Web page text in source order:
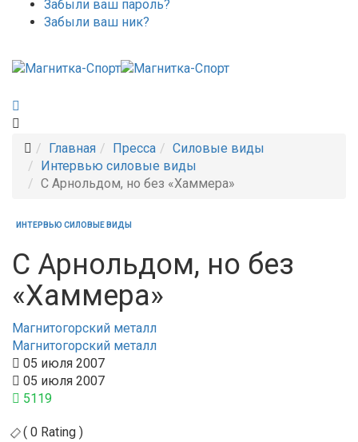
Забыли ваш пароль?
Забыли ваш ник?
Главная Пресса
Силовые виды
Интервью силовые виды
С Арнольдом, но без «Хаммера»
ИНТЕРВЬЮ СИЛОВЫЕ ВИДЫ
С Арнольдом, но без
«Хаммера»
Магнитогорский металл
Магнитогорский металл
05 июля 2007
05 июля 2007
5119
( 0 Rating )